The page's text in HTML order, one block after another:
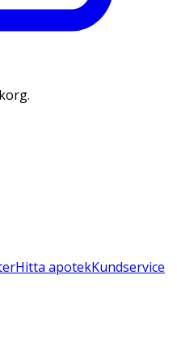
Hitta apotekKundservice